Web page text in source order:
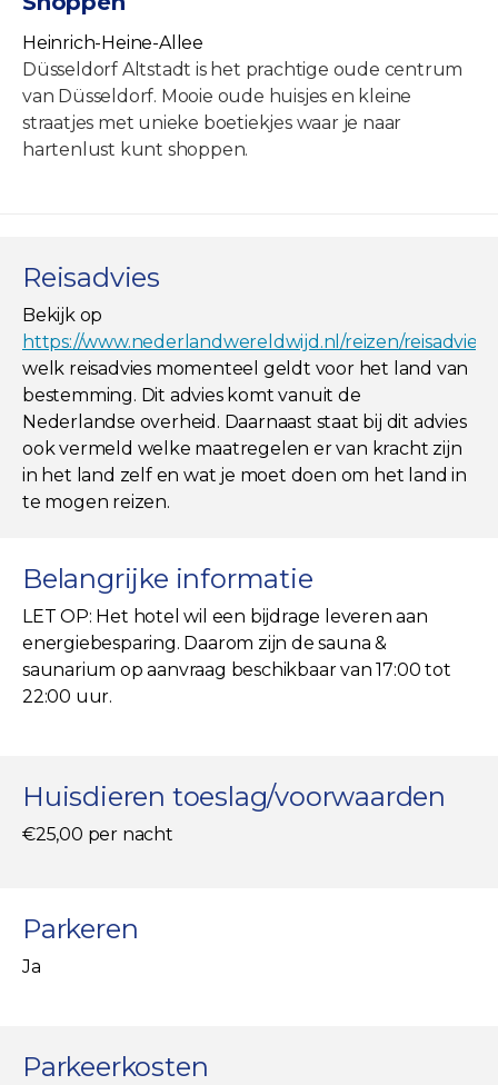
Heinrich-Heine-Allee
Düsseldorf Altstadt is het prachtige oude centrum
van Düsseldorf. Mooie oude huisjes en kleine
straatjes met unieke boetiekjes waar je naar
hartenlust kunt shoppen.
Reisadvies
Bekijk op
https://www.nederlandwereldwijd.nl/reizen/
welk reisadvies momenteel geldt voor het land van
bestemming. Dit advies komt vanuit de
Nederlandse overheid. Daarnaast staat bij dit advies
ook vermeld welke maatregelen er van kracht zijn
in het land zelf en wat je moet doen om het land in
te mogen reizen.
Belangrijke informatie
LET OP: Het hotel wil een bijdrage leveren aan
energiebesparing. Daarom zijn de sauna &
saunarium op aanvraag beschikbaar van 17:00 tot
22:00 uur.
Huisdieren toeslag/voorwaarden
€25,00 per nacht
Parkeren
Ja
Parkeerkosten